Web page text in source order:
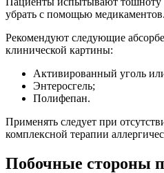
убрать с помощью медикаментов.
Рекомендуют следующие
клинической картины:
Активированный уголь
Энтеросгель;
Полифепан.
Применять следует при
комплексной терапии
Побочные стороны